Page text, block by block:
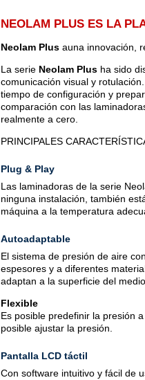
NEOLAM PLUS ES LA
Neolam Plusauna innovación,
La serie Neolam Plusha sido
comunicación visual y
tiempo de configuración y
comparación con las
realmente a cero.
PRINCIPALES
Plug & Play
Las laminadoras de la serie
ninguna instalación, también
máquina a la temperatura
Autoadaptable
El sistema de presión de aire
espesores y a diferentes
adaptan a la superficie del
Flexible
Es posible predefinir la presión
posible ajustar la presión.
Pantalla LCD táctil
Con software intuitivo y fácil de